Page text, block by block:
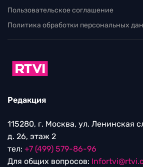
Пользовательское соглашение
Политика обработки персональных
Редакция
115280, г. Москва, ул. Ленинская
д. 26, этаж 2
тел: +7 (499) 579-86-96
Для общих вопросов: